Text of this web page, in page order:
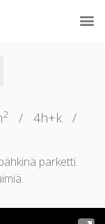
2 / 4h+k
/
parketti.